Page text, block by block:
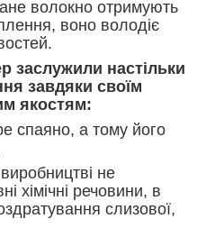
волокно отримують
воно володіє
заслужили настільки
завдяки своїм
якостям:
спаяно, а тому його
не
хімічні речовини, в
слизової,